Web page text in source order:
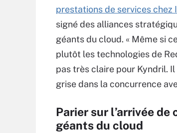
prestations de services chez
signé des alliances
géants du cloud. « Même si
plutôt les technologies de
pas très claire pour Kyndril.
grise dans la concurrence
Parier sur l’arrivée
géants du cloud